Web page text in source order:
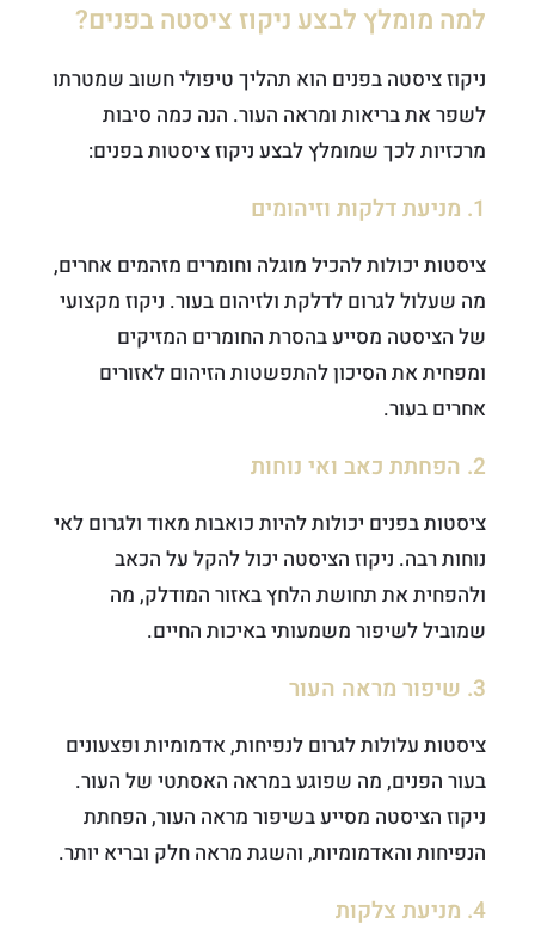
למה מומלץ לבצע ניקוז ציסטה בפנים?
ניקוז ציסטה בפנים הוא תהליך טיפולי חשוב שמטרתו
לשפר את בריאות ומראה העור. הנה כמה סיבות
מרכזיות לכך שמומלץ לבצע ניקוז ציסטות בפנים:
1. מניעת דלקות וזיהומים
ציסטות יכולות להכיל מוגלה וחומרים מזהמים אחרים,
מה שעלול לגרום לדלקת ולזיהום בעור. ניקוז מקצועי
של הציסטה מסייע בהסרת החומרים המזיקים
ומפחית את הסיכון להתפשטות הזיהום לאזורים
אחרים בעור.
2. הפחתת כאב ואי נוחות
ציסטות בפנים יכולות להיות כואבות מאוד ולגרום לאי
נוחות רבה. ניקוז הציסטה יכול להקל על הכאב
ולהפחית את תחושת הלחץ באזור המודלק, מה
שמוביל לשיפור משמעותי באיכות החיים.
3. שיפור מראה העור
ציסטות עלולות לגרום לנפיחות, אדמומיות ופצעונים
בעור הפנים, מה שפוגע במראה האסתטי של העור.
ניקוז הציסטה מסייע בשיפור מראה העור, הפחתת
הנפיחות והאדמומיות, והשגת מראה חלק ובריא יותר.
4. מניעת צלקות